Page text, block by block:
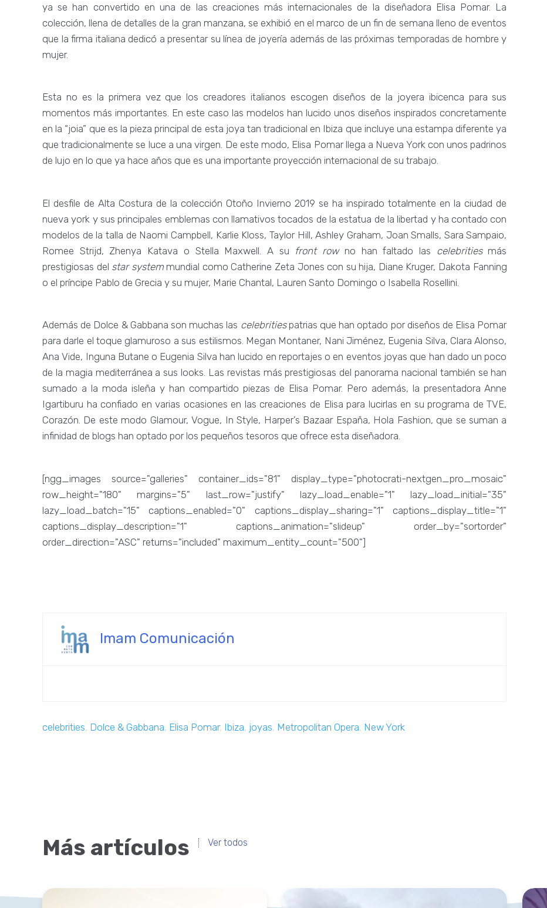
ya se han convertido en una de las creaciones más internacionales de la diseñadora Elisa Pomar. La
colección, llena de detalles de la gran manzana, se exhibió en el marco de un fin de semana lleno de eventos
que la firma italiana dedicó a presentar su línea de joyería además de las próximas temporadas de hombre y
mujer.
Esta no es la primera vez que los creadores italianos escogen diseños de la joyera ibicenca para sus
momentos más importantes. En este caso las modelos han lucido unos diseños inspirados concretamente
en la “joia” que es la pieza principal de esta joya tan tradicional en Ibiza que incluye una estampa diferente ya
que tradicionalmente se luce a una virgen. De este modo, Elisa Pomar llega a Nueva York con unos padrinos
de lujo en lo que ya hace años que es una importante proyección internacional de su trabajo.
El desfile de Alta Costura de la colección Otoño Invierno 2019 se ha inspirado totalmente en la ciudad de
nueva york y sus principales emblemas con llamativos tocados de la estatua de la libertad y ha contado con
modelos de la talla de Naomi Campbell, Karlie Kloss, Taylor Hill, Ashley Graham, Joan Smalls, Sara Sampaio,
Romee Strijd, Zhenya Katava o Stella Maxwell. A su front rowno han faltado las celebritiesmás
prestigiosas del star systemmundial como Catherine Zeta Jones con su hija, Diane Kruger, Dakota Fanning
o el príncipe Pablo de Grecia y su mujer, Marie Chantal, Lauren Santo Domingo o Isabella Rosellini.
Además de Dolce & Gabbana son muchas las celebritiespatrias que han optado por diseños de Elisa Pomar
para darle el toque glamuroso a sus estilismos. Megan Montaner, Nani Jiménez, Eugenia Silva, Clara Alonso,
Ana Vide, Inguna Butane o Eugenia Silva han lucido en reportajes o en eventos joyas que han dado un poco
de la magia mediterránea a sus looks. Las revistas más prestigiosas del panorama nacional también se han
sumado a la moda isleña y han compartido piezas de Elisa Pomar. Pero además, la presentadora Anne
Igartiburu ha confiado en varias ocasiones en las creaciones de Elisa para lucirlas en su programa de TVE,
Corazón. De este modo Glamour, Vogue, In Style, Harper’s Bazaar España, Hola Fashion, que se suman a
infinidad de blogs han optado por los pequeños tesoros que ofrece esta diseñadora.
[ngg_images source="galleries" container_ids="81" display_type="photocrati-nextgen_pro_mosaic"
row_height="180" margins="5" last_row="justify" lazy_load_enable="1" lazy_load_initial="35"
lazy_load_batch="15" captions_enabled="0" captions_display_sharing="1" captions_display_title="1"
captions_display_description="1" captions_animation="slideup" order_by="sortorder"
order_direction="ASC" returns="included" maximum_entity_count="500"]
Imam Comunicación
celebrities, Dolce & Gabbana, Elisa Pomar, Ibiza, joyas, Metropolitan Opera, New York
Más artículos Ver todos